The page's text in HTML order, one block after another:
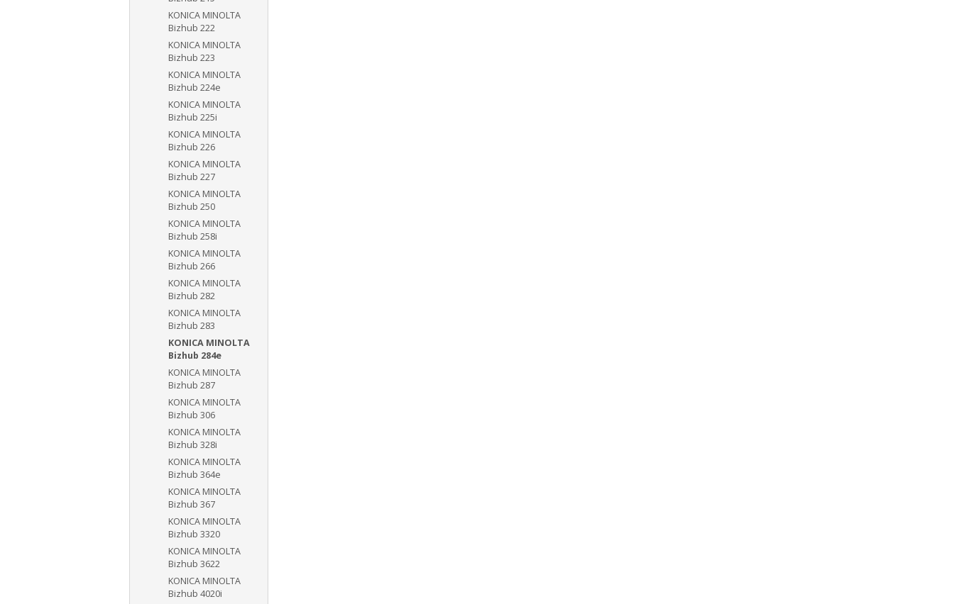
KONICA MINOLTA
Bizhub 222
KONICA MINOLTA
Bizhub 223
KONICA MINOLTA
Bizhub 224e
KONICA MINOLTA
Bizhub 225i
KONICA MINOLTA
Bizhub 226
KONICA MINOLTA
Bizhub 227
KONICA MINOLTA
Bizhub 250
KONICA MINOLTA
Bizhub 258i
KONICA MINOLTA
Bizhub 266
KONICA MINOLTA
Bizhub 282
KONICA MINOLTA
Bizhub 283
KONICA MINOLTA
Bizhub 284e
KONICA MINOLTA
Bizhub 287
KONICA MINOLTA
Bizhub 306
KONICA MINOLTA
Bizhub 328i
KONICA MINOLTA
Bizhub 364e
KONICA MINOLTA
Bizhub 367
KONICA MINOLTA
Bizhub 3320
KONICA MINOLTA
Bizhub 3622
KONICA MINOLTA
Bizhub 4020i